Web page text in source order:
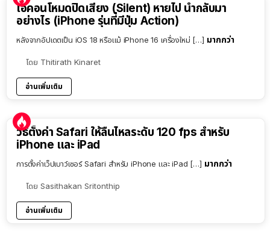
ไอคอนโหมดปิดเสียง (Silent) หายไป นำกลับมา
อย่างไร (iPhone รุ่นที่มีปุ่ม Action)
หลังจากอัปเดตเป็น iOS 18 หรือแม้ iPhone 16 เครื่องใหม่ […] มากกว่า
โดย Thitirath Kinaret
อ่านเพิ่มเติม
วิธีตั้งค่า Safari ให้ลื่นไหลระดับ 120 fps สำหรับ
iPhone และ iPad
การตั้งค่าเว็ปเบาว์เซอร์ Safari สำหรับ iPhone และ iPad […] มากกว่า
โดย Sasithakan Sritonthip
อ่านเพิ่มเติม